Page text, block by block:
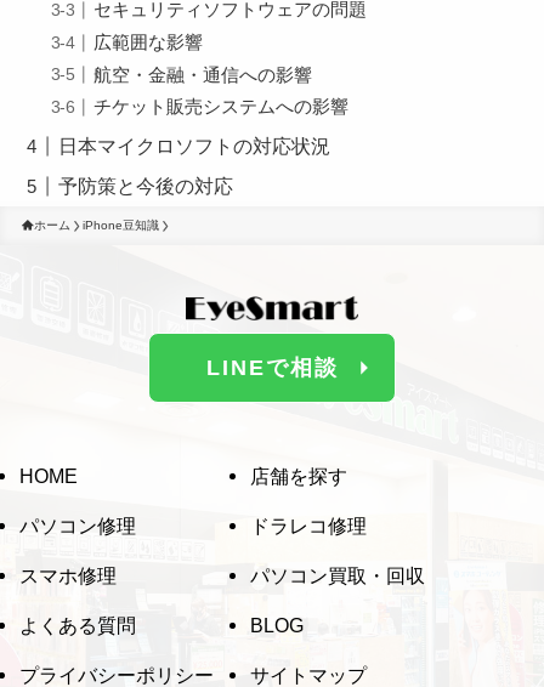
セキュリティソフトウェアの問題
広範囲な影響
航空・金融・通信への影響
チケット販売システムへの影響
日本マイクロソフトの対応状況
予防策と今後の対応
ホーム iPhone豆知識
LINEで相談
HOME 店舗を探す
パソコン修理 ドラレコ修理
スマホ修理 パソコン買取・回収
よくある質問 BLOG
プライバシーポリシー サイトマップ